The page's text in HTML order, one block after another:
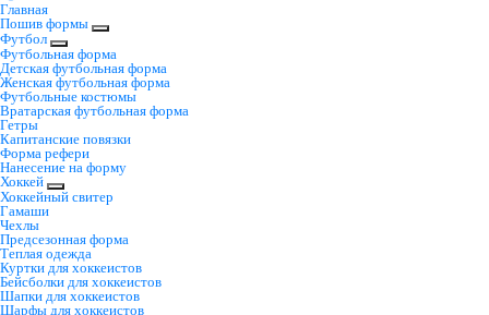
Главная
Пошив формы
Футбол
Футбольная форма
Детская футбольная форма
Женская футбольная форма
Футбольные костюмы
Вратарская футбольная форма
Гетры
Капитанские повязки
Форма рефери
Нанесение на форму
Хоккей
Хоккейный свитер
Гамаши
Чехлы
Предсезонная форма
Теплая одежда
Куртки для хоккеистов
Бейсболки для хоккеистов
Шапки для хоккеистов
Шарфы для хоккеистов